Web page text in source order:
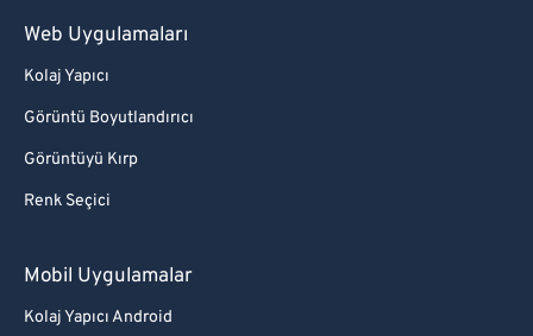
Web Uygulamaları
Kolaj Yapıcı
Görüntü Boyutlandırıcı
Görüntüyü Kırp
Renk Seçici
Mobil Uygulamalar
Kolaj Yapıcı Android